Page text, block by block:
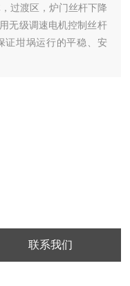
过渡区，炉门丝杆下降
无级调速电机控制丝杆
证坩埚运行的平稳、安
联系我们